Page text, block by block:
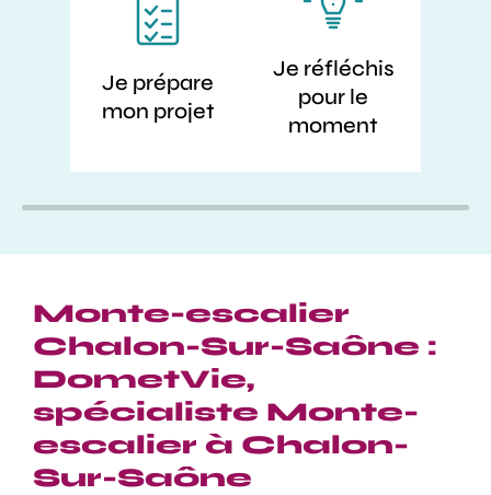
Je prépare
mon projet
Je réfléchis
pour le
moment
Monte-escalier
Chalon-Sur-Saône :
DometVie,
spécialiste Monte-
escalier à Chalon-
Sur-Saône